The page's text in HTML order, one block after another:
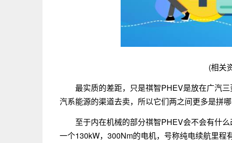
(相关
最实质的差距，只是祺智PHEV是放在广汽
汽系能源的渠道去卖，所以它们两之间更多是拼
至于内在机械的部分祺智PHEV会不会有什
一个130kW，300Nm的电机，号称纯电续航里